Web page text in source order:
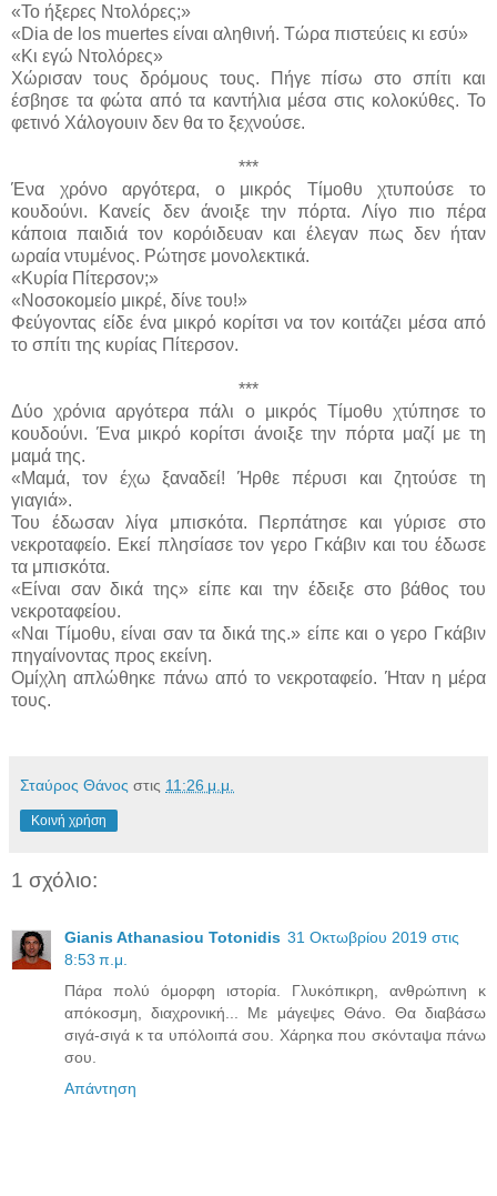
«Το ήξερες Ντολόρες;»
«Dia de los muertes είναι αληθινή. Τώρα πιστεύεις κι εσύ»
«Κι εγώ Ντολόρες»
Χώρισαν τους δρόμους τους. Πήγε πίσω στο σπίτι και
έσβησε τα φώτα από τα καντήλια μέσα στις κολοκύθες. Το
φετινό Χάλογουιν δεν θα το ξεχνούσε.
***
Ένα χρόνο αργότερα, ο μικρός Τίμοθυ χτυπούσε το
κουδούνι. Κανείς δεν άνοιξε την πόρτα. Λίγο πιο πέρα
κάποια παιδιά τον κορόιδευαν και έλεγαν πως δεν ήταν
ωραία ντυμένος. Ρώτησε μονολεκτικά.
«Κυρία Πίτερσον;»
«Νοσοκομείο μικρέ, δίνε του!»
Φεύγοντας είδε ένα μικρό κορίτσι να τον κοιτάζει μέσα από
το σπίτι της κυρίας Πίτερσον.
***
Δύο χρόνια αργότερα πάλι ο μικρός Τίμοθυ χτύπησε το
κουδούνι. Ένα μικρό κορίτσι άνοιξε την πόρτα μαζί με τη
μαμά της.
«Μαμά, τον έχω ξαναδεί! Ήρθε πέρυσι και ζητούσε τη
γιαγιά».
Του έδωσαν λίγα μπισκότα. Περπάτησε και γύρισε στο
νεκροταφείο. Εκεί πλησίασε τον γερο Γκάβιν και του έδωσε
τα μπισκότα.
«Είναι σαν δικά της» είπε και την έδειξε στο βάθος του
νεκροταφείου.
«Ναι Τίμοθυ, είναι σαν τα δικά της.» είπε και ο γερο Γκάβιν
πηγαίνοντας προς εκείνη.
Ομίχλη απλώθηκε πάνω από το νεκροταφείο. Ήταν η μέρα
τους.
Σταύρος Θάνος στις 11:26 μ.μ.
Κοινή χρήση
1 σχόλιο:
Gianis Athanasiou Totonidis 31 Οκτωβρίου 2019 στις
8:53 π.μ.
Πάρα πολύ όμορφη ιστορία. Γλυκόπικρη, ανθρώπινη κ
απόκοσμη, διαχρονική... Με μάγεψες Θάνο. Θα διαβάσω
σιγά-σιγά κ τα υπόλοιπά σου. Χάρηκα που σκόνταψα πάνω
σου.
Απάντηση